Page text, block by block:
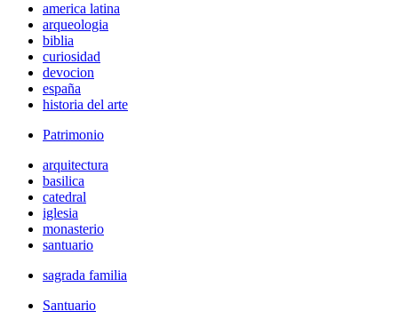
america latina
arqueologia
biblia
curiosidad
devocion
españa
historia del arte
Patrimonio
arquitectura
basilica
catedral
iglesia
monasterio
santuario
sagrada familia
Santuario